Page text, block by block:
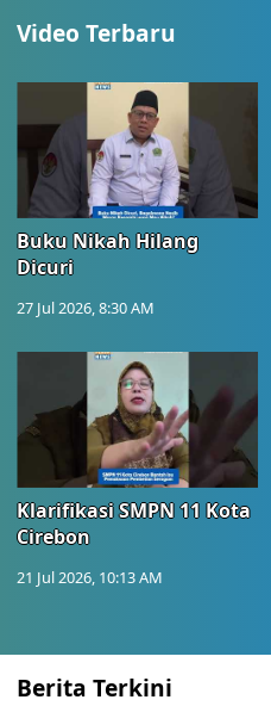
Video Terbaru
Buku Nikah Hilang
Dicuri
27 Jul 2026, 8:30 AM
Klarifikasi SMPN 11 Kota
Cirebon
21 Jul 2026, 10:13 AM
Berita Terkini